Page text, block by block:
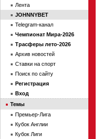
Лента
JOHNNYBET
Telegram-канал
Чемпионат Мира-2026
Трасферы лето-2026
Архив новостей
Ставки на спорт
Поиск по сайту
Регистрация
Вход
Темы
Премьер-Лига
Кубок Англии
Кубок Лиги